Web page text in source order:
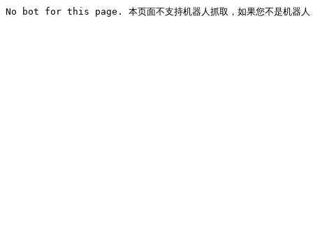
No bot for this page. 本页面不支持机器人抓取，如果您不是机器人，